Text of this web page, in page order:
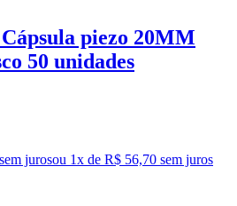
piezo 20MM
50 unidades
jurosou 1x de R$ 56,70 sem juros